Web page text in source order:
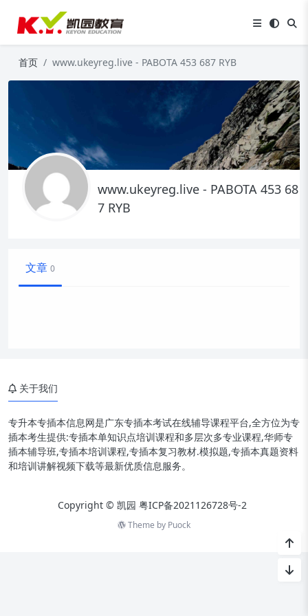
首页 www.ukeyreg.live - PABOTA 453 687 RYB
www.ukeyreg.live - PABOTA 453 68
7 RYB
文章 0
关于我们
专升本专插本信息网是广东专插本考试在线辅导课程平台,全方位为专
插本考生提供:专插本单知识点培训课程和多层次多专业课程,华师专
插本辅导班,专插本培训课程,专插本复习教材.模拟题,专插本真题资料
和培训讲解视频下载等最新优质信息服务。
Copyright © 凯园 粤ICP备2021126728号-2
Theme by Puock